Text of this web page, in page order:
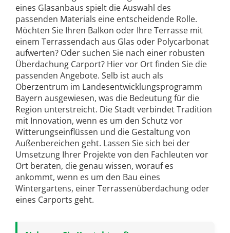
eines Glasanbaus spielt die Auswahl des
passenden Materials eine entscheidende Rolle.
Möchten Sie Ihren Balkon oder Ihre Terrasse mit
einem Terrassendach aus Glas oder Polycarbonat
aufwerten? Oder suchen Sie nach einer robusten
Überdachung Carport? Hier vor Ort finden Sie die
passenden Angebote. Selb ist auch als
Oberzentrum im Landesentwicklungsprogramm
Bayern ausgewiesen, was die Bedeutung für die
Region unterstreicht. Die Stadt verbindet Tradition
mit Innovation, wenn es um den Schutz vor
Witterungseinflüssen und die Gestaltung von
Außenbereichen geht. Lassen Sie sich bei der
Umsetzung Ihrer Projekte von den Fachleuten vor
Ort beraten, die genau wissen, worauf es
ankommt, wenn es um den Bau eines
Wintergartens, einer Terrassenüberdachung oder
eines Carports geht.